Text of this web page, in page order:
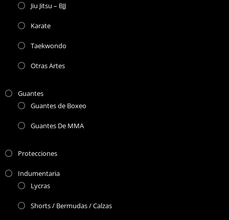
Jiu Jitsu – BJJ
Karate
Taekwondo
Otras Artes
Guantes
Guantes de Boxeo
Guantes De MMA
Protecciones
Indumentaria
Lycras
Shorts / Bermudas / Calzas